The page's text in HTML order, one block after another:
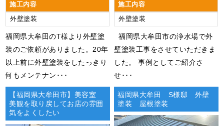
施工内容
外壁塗装
福岡県大牟田のT様より外壁塗
装のご依頼がありました。20年
以上前に外壁塗装をしたっきり
何もメンテナン･･･
施工内容
外壁塗装
福岡県大牟田市の浄水場で外
壁塗装工事をさせていただきま
した。 事例としてご紹介さ
せ･･･
【福岡県大牟田市】美容室
美観を取り戻してお店の雰囲
気をよくしたい
福岡県大牟田 S様邸 外壁
塗装 屋根塗装